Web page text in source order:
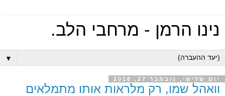
נינו הרמן - מרחבי הלב.
▼
יום שלישי, נובמבר 27, 2018
וואהל שמו, רק מלראות אותו מתמלאים